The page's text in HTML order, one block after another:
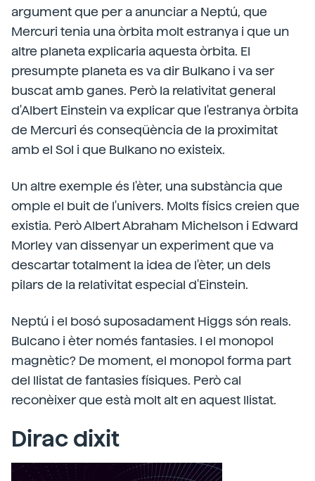
argument que per a anunciar a Neptú, que
Mercuri tenia una òrbita molt estranya i que un
altre planeta explicaria aquesta òrbita. El
presumpte planeta es va dir Bulkano i va ser
buscat amb ganes. Però la relativitat general
d'Albert Einstein va explicar que l'estranya òrbita
de Mercuri és conseqüència de la proximitat
amb el Sol i que Bulkano no existeix.
Un altre exemple és l'èter, una substància que
omple el buit de l'univers. Molts físics creien que
existia. Però Albert Abraham Michelson i Edward
Morley van dissenyar un experiment que va
descartar totalment la idea de l'èter, un dels
pilars de la relativitat especial d'Einstein.
Neptú i el bosó suposadament Higgs són reals.
Bulcano i èter només fantasies. I el monopol
magnètic? De moment, el monopol forma part
del llistat de fantasies físiques. Però cal
reconèixer que està molt alt en aquest llistat.
Dirac dixit